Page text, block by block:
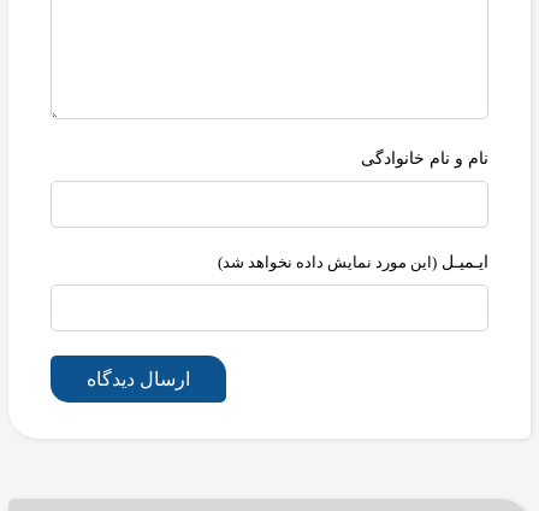
نام و نام خانوادگی
ایـمیـل (این مورد نمایش داده نخواهد شد)
ارسال دیدگاه